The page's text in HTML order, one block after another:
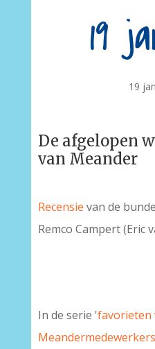
19
19
De afgelopen
van Meander
Recensie van de
Remco Campert (Eric
In de serie 'favorieten
Meandermedewerkers